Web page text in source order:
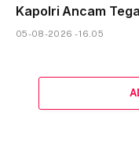
Kapolri Ancam
05-08-2026 - 16.05